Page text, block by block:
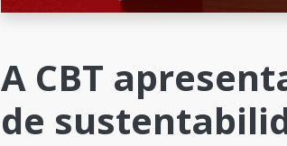
A CBT
de